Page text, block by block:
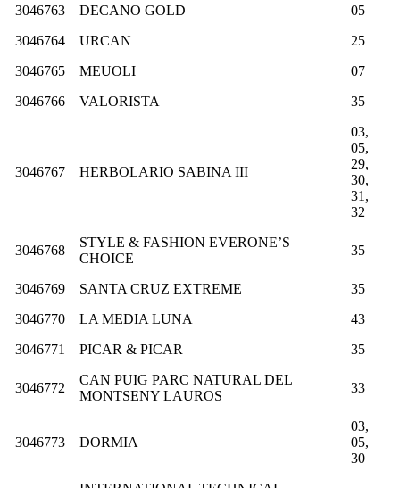
3046763
DECANO GOLD
05
3046764
URCAN
25
3046765
MEUOLI
07
3046766
VALORISTA 35
3046767 HERBOLARIO SABINA III
03,
05,
29,
30,
31,
32
3046768
STYLE & FASHION EVERONE’S
CHOICE
35
3046769 SANTA CRUZ EXTREME
35
3046770
LA MEDIA LUNA
43
3046771
PICAR & PICAR 35
3046772
CAN PUIG PARC NATURAL DEL
MONTSENY LAUROS
33
3046773 DORMIA
03,
05,
30